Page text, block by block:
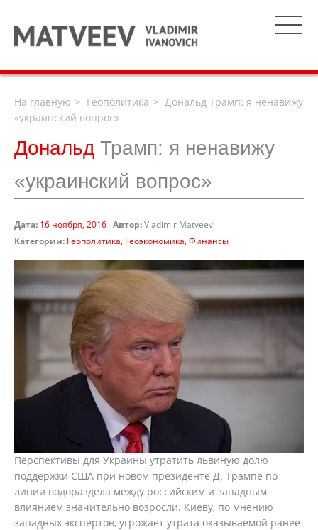
На главную Геополитика
Дональд Трамп: я ненавижу
«украинский вопрос»
Дональд Трамп: я ненавижу
«украинский вопрос»
Дата: 16 ноября, 2016 Автор:Vladimir Matveev
Категории: Геополитика Геоэкономика Финансы
Перспективы для Украины утратить львиную долю
поддержки США при новом президенте Д. Трампе по
линии водораздела между российским и западным
влиянием значительно возросли. Киеву, по мнению
западных экспертов, угрожает утрата оказываемой ранее